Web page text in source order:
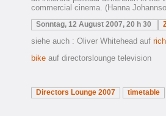
commercial cinema. (Hanna
Sonntag, 12 August 2007, 20 h 30
siehe auch : Oliver Whitehead auf
bike auf directorslounge television
Directors Lounge 2007 timetable